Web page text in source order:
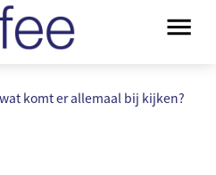
komt er allemaal bij kijken?